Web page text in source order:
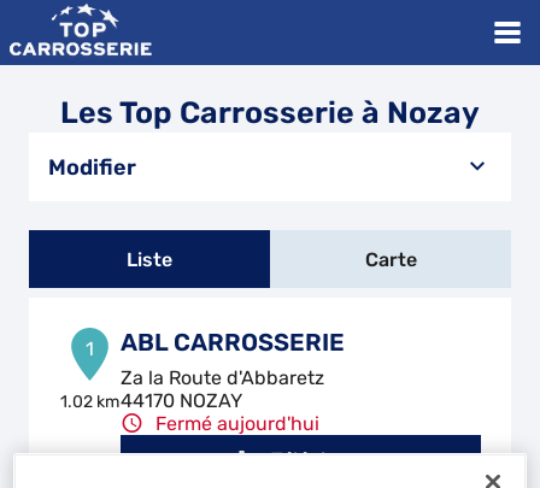
Les Top Carrosserie à Nozay
Modifier
Liste Carte
1
1.02 km
ABL CARROSSERIE
Za la Route d'Abbaretz
44170 NOZAY
Fermé aujourd'hui
Téléphone